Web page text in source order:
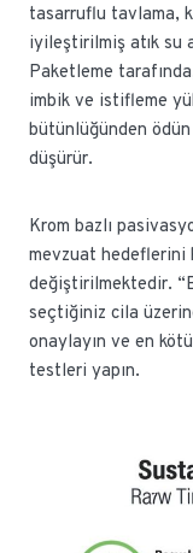
tasarruflu tavlama,
iyileştirilmiş atık su
Paketleme
imbik ve istifleme
bütünlüğünden
düşürür.
Krom bazlı
mevzuat hedeflerini
değiştirilmektedir.
seçtiğiniz cila
onaylayın ve en
testleri yapın.